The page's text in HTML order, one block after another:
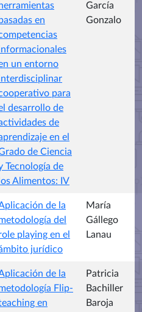
herramientas
basadas en
un entorno
para
desarrollo de
de
en el
de Ciencia
Tecnología de
los Alimentos: IV
García
Gonzalo
de la
del
playing en el
jurídico
María
Gállego
Lanau
de la
Flip-
en
Patricia
Bachiller
Baroja